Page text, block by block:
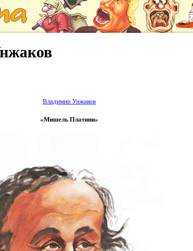
Владимир Унжаков
«Мишель Платини»